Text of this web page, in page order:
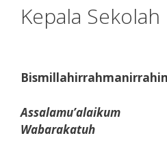
Kepala Sekolah
Wabarakatuh